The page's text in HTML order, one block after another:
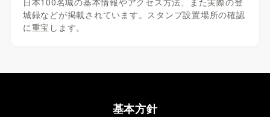
城録などが掲載されています。スタンプ設置場所の確認
に重宝します。
基本方針